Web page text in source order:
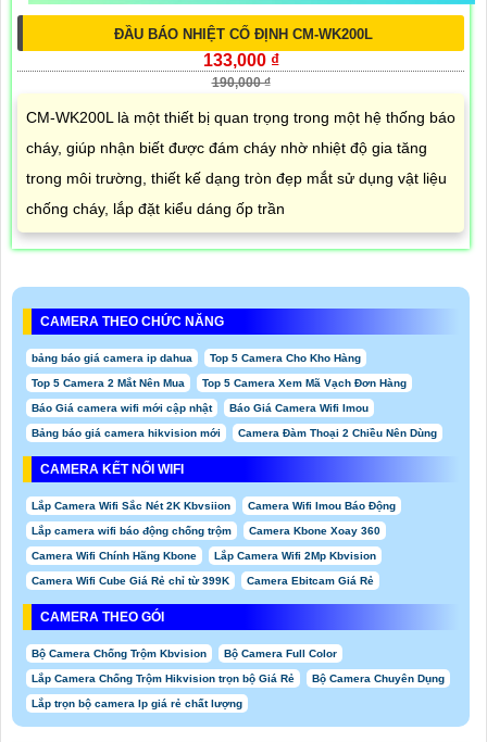
ĐẦU BÁO NHIỆT CỐ ĐỊNH CM-WK200L
133,000 ₫
190,000 ₫
CM-WK200L là một thiết bị quan trọng trong một hệ thống báo
cháy, giúp nhận biết được đám cháy nhờ nhiệt độ gia tăng
trong môi trường, thiết kế dạng tròn đẹp mắt sử dụng vật liệu
chống cháy, lắp đặt kiểu dáng ốp trần
CAMERA THEO CHỨC NĂNG
bảng báo giá camera ip dahua Top 5 Camera Cho Kho Hàng
Top 5 Camera 2 Mắt Nên Mua Top 5 Camera Xem Mã Vạch Đơn Hàng
Báo Giá camera wifi mới cập nhật Báo Giá Camera Wifi Imou
Bảng báo giá camera hikvision mới Camera Đàm Thoại 2 Chiều Nên Dùng
CAMERA KẾT NỐI WIFI
Lắp Camera Wifi Sắc Nét 2K Kbvsiion Camera Wifi Imou Báo Động
Lắp camera wifi báo động chống trộm Camera Kbone Xoay 360
Camera Wifi Chính Hãng Kbone Lắp Camera Wifi 2Mp Kbvision
Camera Wifi Cube Giá Rẻ chỉ từ 399K Camera Ebitcam Giá Rẻ
CAMERA THEO GÓI
Bộ Camera Chống Trộm Kbvision Bộ Camera Full Color
Lắp Camera Chống Trộm Hikvision trọn bộ Giá Rẻ Bộ Camera Chuyên Dụng
Lắp trọn bộ camera Ip giá rẻ chất lượng